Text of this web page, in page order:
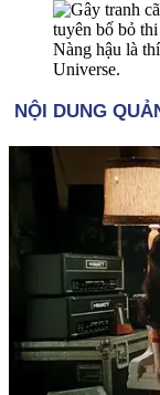
Nàng hậu là
Universe.